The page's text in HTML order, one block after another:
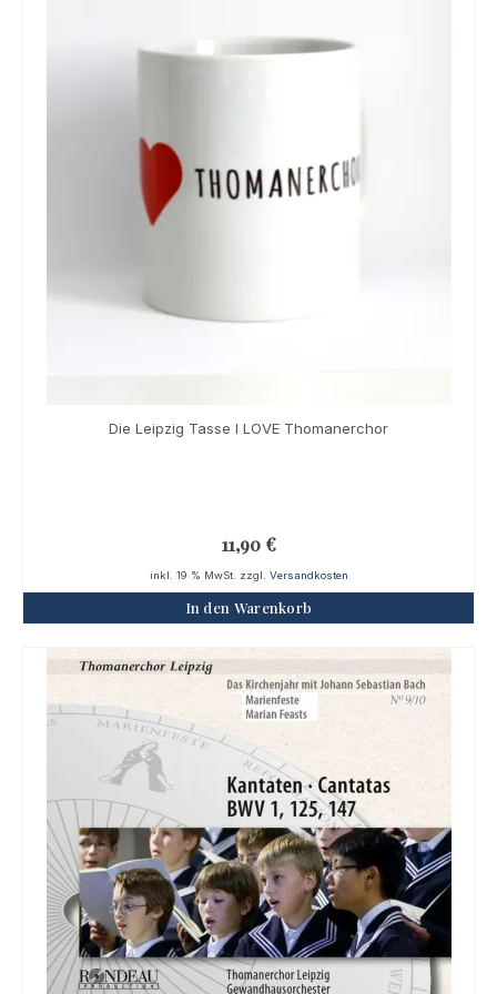
Die Leipzig Tasse I LOVE Thomanerchor
11,90 €
inkl. 19 % MwSt. zzgl. Versandkosten
In den Warenkorb